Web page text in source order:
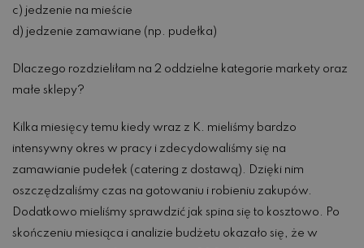
c) jedzenie na mieście
d) jedzenie zamawiane (np. pudełka)
Dlaczego rozdzieliłam na 2 oddzielne kategorie markety oraz
małe sklepy?
Kilka miesięcy temu kiedy wraz z K. mieliśmy bardzo
intensywny okres w pracy i zdecydowaliśmy się na
zamawianie pudełek (catering z dostawą). Dzięki nim
oszczędzaliśmy czas na gotowaniu i robieniu zakupów.
Dodatkowo mieliśmy sprawdzić jak spina się to kosztowo. Po
skończeniu miesiąca i analizie budżetu okazało się, że w